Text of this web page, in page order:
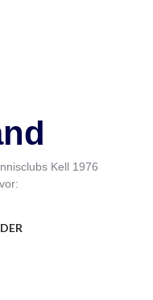
Kell 1976